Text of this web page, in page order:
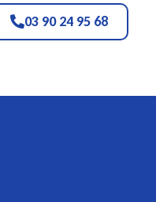
03 90 24 95 68